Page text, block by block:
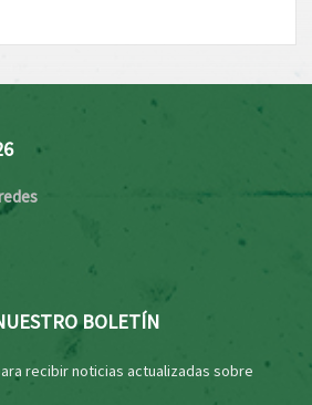
BOLETÍN
recibir noticias actualizadas sobre